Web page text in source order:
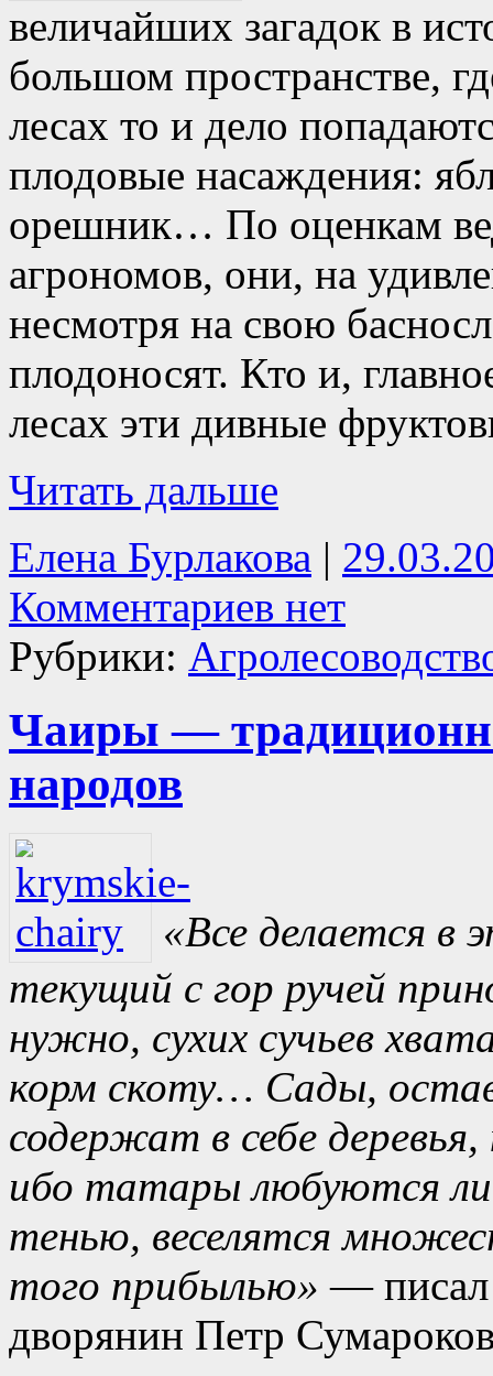
величайших загадок в
большом пространстве,
лесах то и дело
плодовые насаждения:
орешник… По оценкам
агрономов, они, на
несмотря на свою
плодоносят. Кто и,
лесах эти дивные
Читать дальше
Елена Бурлакова |
Комментариев нет
Рубрики:
Чаиры —
народов
«Все делается в
текущий с гор ручей
нужно, сухих сучьев
корм скоту… Сады,
содержат в себе
ибо татары любуются
тенью, веселятся
того прибылью»— писал
дворянин Петр